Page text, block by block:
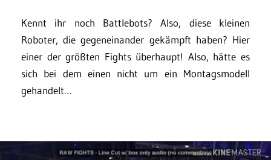
Kennt ihr noch Battlebots? Also, diese kleinen
Roboter, die gegeneinander gekämpft haben? Hier
einer der größten Fights überhaupt! Also, hätte es
sich bei dem einen nicht um ein Montagsmodell
gehandelt…